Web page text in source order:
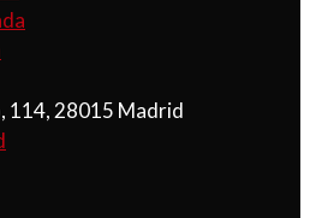
114, 28015 Madrid